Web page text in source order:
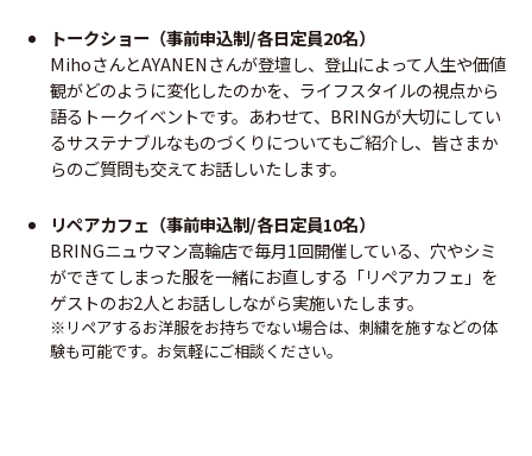
トークショー（事前申込制/各日定員20名）
MihoさんとAYANENさんが登壇し、登山によって人生や価値
観がどのように変化したのかを、ライフスタイルの視点から
語るトークイベントです。あわせて、BRINGが大切にしてい
るサステナブルなものづくりについてもご紹介し、皆さまか
らのご質問も交えてお話しいたします。
リペアカフェ（事前申込制/各日定員10名）
BRINGニュウマン高輪店で毎月1回開催している、穴やシミ
ができてしまった服を一緒にお直しする「リペアカフェ」を
ゲストのお2人とお話ししながら実施いたします。
※リペアするお洋服をお持ちでない場合は、刺繍を施すなどの体
験も可能です。お気軽にご相談ください。